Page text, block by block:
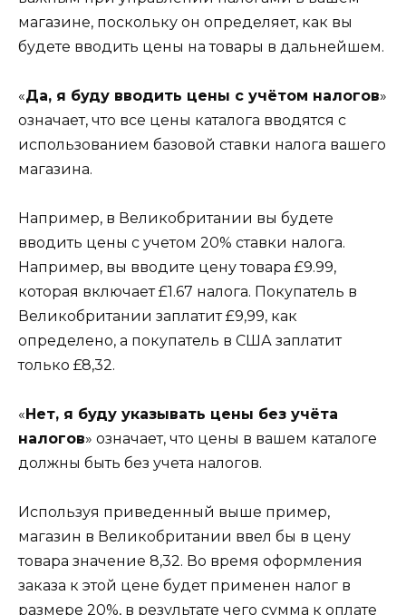
магазине, поскольку он определяет, как вы
будете вводить цены на товары в дальнейшем.
«Да, я буду вводить цены с учётом налогов»
означает, что все цены каталога вводятся с
использованием базовой ставки налога вашего
магазина.
Например, в Великобритании вы будете
вводить цены с учетом 20% ставки налога.
Например, вы вводите цену товара £9.99,
которая включает £1.67 налога. Покупатель в
Великобритании заплатит £9,99, как
определено, а покупатель в США заплатит
только £8,32.
« Нет, я буду указывать цены без учёта
налогов» означает, что цены в вашем каталоге
должны быть без учета налогов.
Используя приведенный выше пример,
магазин в Великобритании ввел бы в цену
товара значение 8,32. Во время оформления
заказа к этой цене будет применен налог в
размере 20%, в результате чего сумма к оплате